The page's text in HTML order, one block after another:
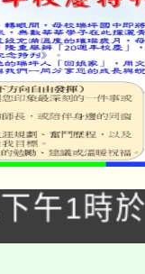
祭」8/
登場!
午1時
動。
桃局